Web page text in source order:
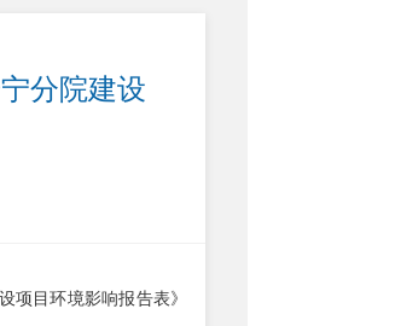
分院建设
项目环境影响报告表》